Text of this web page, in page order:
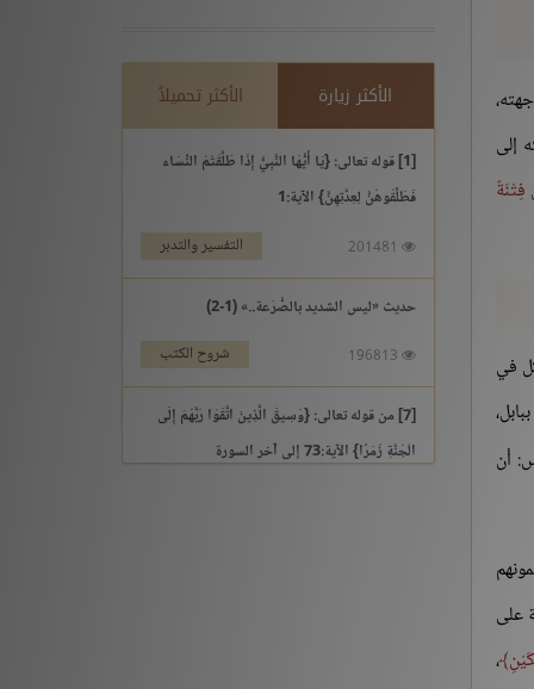
إلى
في
أن
على
،
الأكثر زيارة الأكثر تحميلاً
[1] قوله تعالى: {يَا أَيُّهَا النَّبِيُّ إِذَا طَلَّقْتُمُ النِّسَاء
فَطَلِّقُوهُنَّ لِعِدَّتِهِنَّ} الآية:1
التفسير والتدبر
حديث «ليس الشديد بالصُّرَعة..» (1-2)
شروح الكتب
[7] من قوله تعالى: {وَسِيقَ الَّذِينَ اتَّقَوْا رَبَّهُمْ إِلَى
الْجَنَّةِ زُمَرًا} الآية:73 إلى آخر السورة